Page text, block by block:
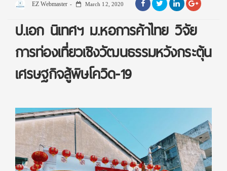
EZ Webmaster March 12, 2020
ป.เอก นิเทศฯ ม.หอการค้าไทย วิจัย
การท่องเที่ยวเชิงวัฒนธรรมหวังกระตุ้น
เศรษฐกิจสู้พิษโควิด-19